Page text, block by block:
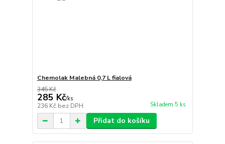
Chemolak Malebná 0,7 L fialová
345 Kč
285 Kč/ks
236 Kč bez DPH Skladem 5 ks
Přidat do košíku